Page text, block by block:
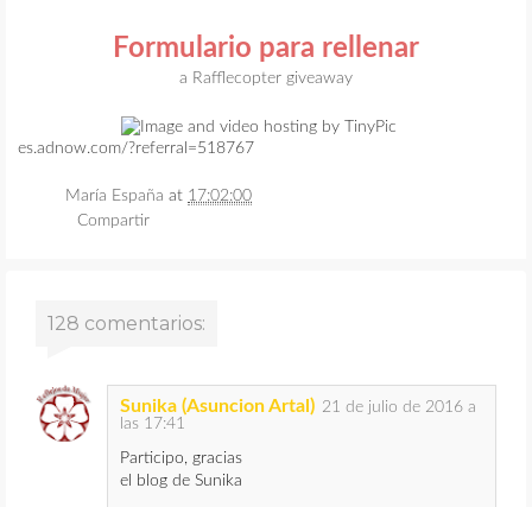
Formulario para rellenar
a Rafflecopter giveaway
es.adnow.com/?referral=518767
María España at 17:02:00
Compartir
128 comentarios:
Sunika (Asuncion Artal) 21 de julio de 2016 a
las 17:41
Participo, gracias
el blog de Sunika